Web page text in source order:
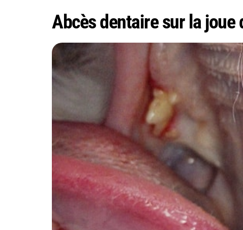
Abcès dentaire sur la